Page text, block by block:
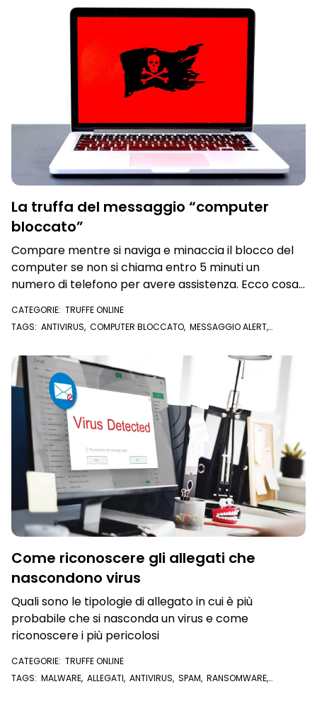
La truffa del messaggio “computer
bloccato”
Compare mentre si naviga e minaccia il blocco del
computer se non si chiama entro 5 minuti un
numero di telefono per avere assistenza. Ecco cosa
CATEGORIE: TRUFFE ONLINE
TAGS: ANTIVIRUS, COMPUTER BLOCCATO, MESSAGGIO ALERT,
Come riconoscere gli allegati che
nascondono virus
Quali sono le tipologie di allegato in cui è più
probabile che si nasconda un virus e come
riconoscere i più pericolosi
CATEGORIE: TRUFFE ONLINE
TAGS: MALWARE, ALLEGATI, ANTIVIRUS, SPAM, RANSOMWARE,